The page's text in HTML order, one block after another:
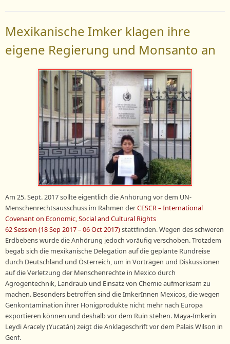
Mexikanische Imker klagen ihre
eigene Regierung und Monsanto an
Am 25. Sept. 2017 sollte eigentlich die Anhörung vor dem UN-
Menschenrechtsausschuss im Rahmen derCESCR – International
Covenant on Economic, Social and Cultural Rights
62 Session (18 Sep 2017 – 06 Oct 2017)stattfinden. Wegen des schweren
Erdbebens wurde die Anhörung jedoch voräufig verschoben. Trotzdem
begab sich die mexikanische Delegation auf die geplante Rundreise
durch Deutschland und Österreich, um in Vorträgen und Diskussionen
auf die Verletzung der Menschenrechte in Mexico durch
Agrogentechnik, Landraub und Einsatz von Chemie aufmerksam zu
machen. Besonders betroffen sind die ImkerInnen Mexicos, die wegen
Genkontamination ihrer Honigprodukte nicht mehr nach Europa
exportieren können und deshalb vor dem Ruin stehen. Maya-Imkerin
Leydi Aracely (Yucatán) zeigt die Anklageschrift vor dem Palais Wilson in
Genf.